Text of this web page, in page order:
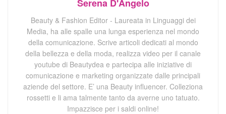
Serena D'Angelo
Beauty & Fashion Editor - Laureata in Linguaggi dei
Media, ha alle spalle una lunga esperienza nel mondo
della comunicazione. Scrive articoli dedicati al mondo
della bellezza e della moda, realizza video per il canale
youtube di Beautydea e partecipa alle iniziative di
comunicazione e marketing organizzate dalle principali
aziende del settore. E’ una Beauty influencer. Colleziona
rossetti e li ama talmente tanto da averne uno tatuato.
Impazzisce per i saldi online!